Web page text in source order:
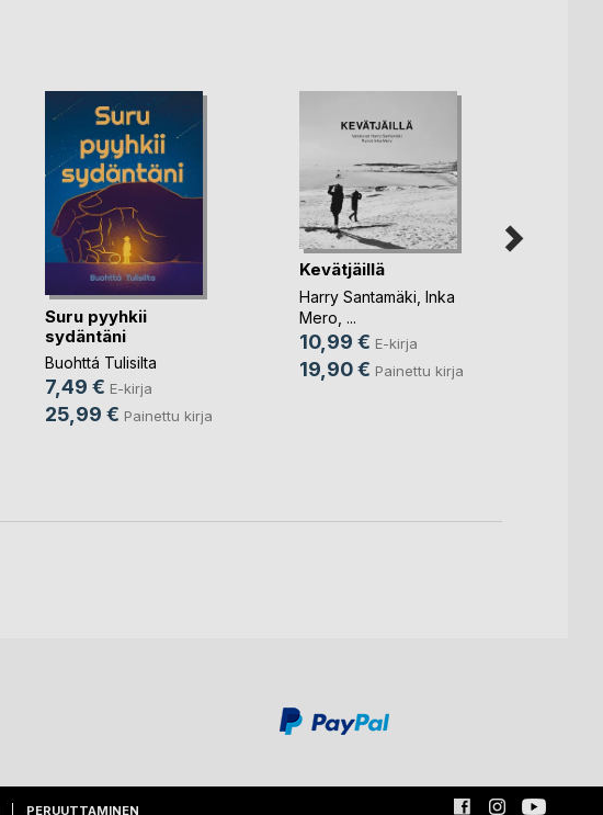
Suru pyyhkii
sydäntäni
Buohttá Tulisilta
7,49 € E-kirja
25,99 € Painettu kirja
Kevätjäillä
Harry Santamäki Inka
Mero , ...
10,99 € E-kirja
19,90 € Painettu kirja
PERUUTTAMINEN